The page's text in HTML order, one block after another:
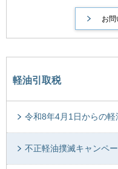
軽油引取税
令和8年4月1日からの
不正軽油撲滅キャンペ